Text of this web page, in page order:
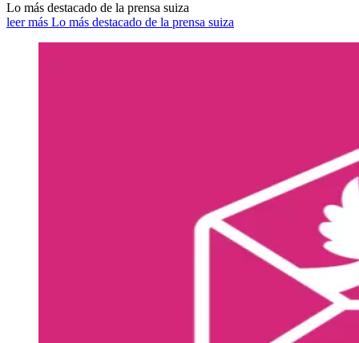
Lo más destacado de la prensa suiza
leer más Lo más destacado de la prensa suiza